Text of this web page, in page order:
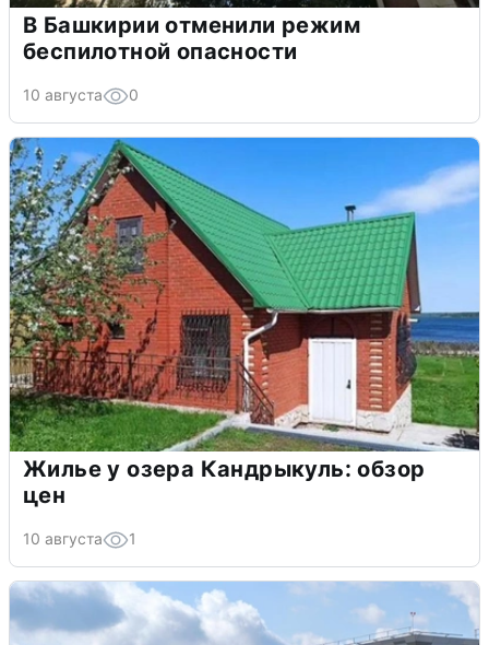
В Башкирии отменили режим
беспилотной опасности
10 августа 0
Жилье у озера Кандрыкуль: обзор
цен
10 августа 1